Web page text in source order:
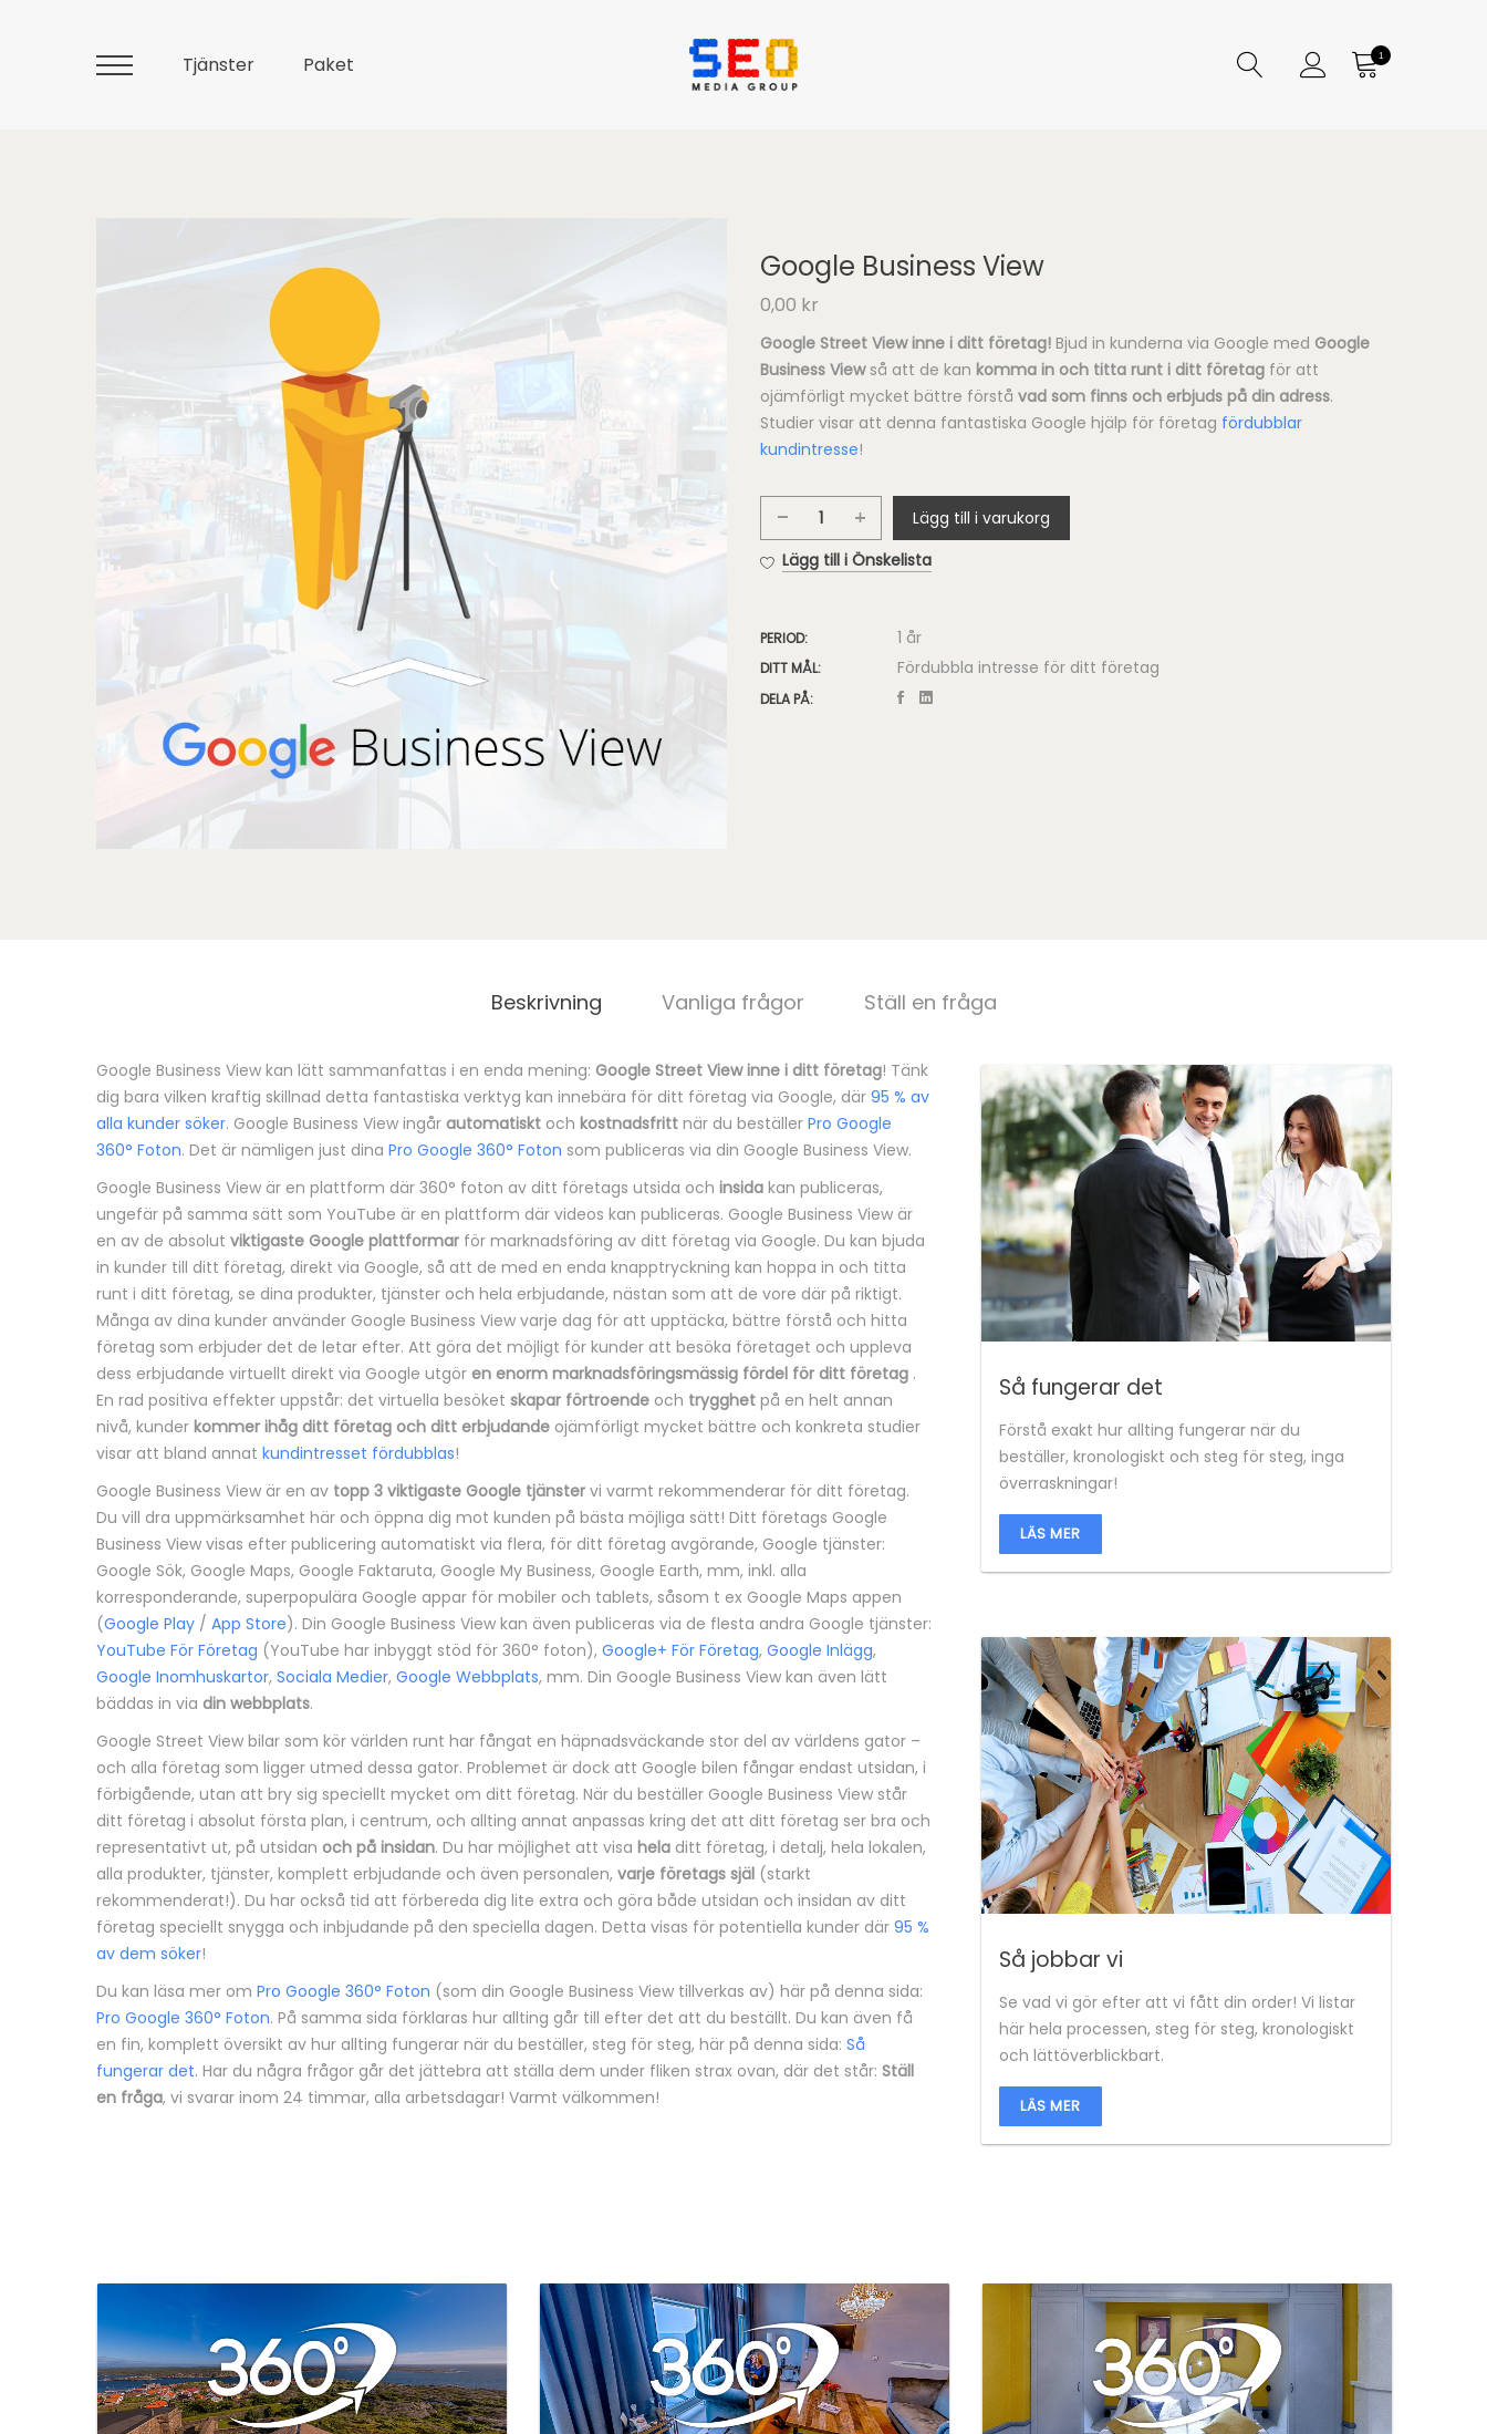
HuvudmenyTjänster Paket 1
Google Business View
0,00 kr
Google Street View inne i ditt företag! Bjud in kunderna via Google med Google
Business View så att de kan komma in och titta runt i ditt företag för att
ojämförligt mycket bättre förstå vad som finns och erbjuds på din adress.
Studier visar att denna fantastiska Google hjälp för företag fördubblar
kundintresse!
Google
Business
Lägg till i varukorg
Lägg till i Önskelista
PERIOD: 1 år
DITT MÅL: Fördubbla intresse för ditt företag
DELA PÅ:
Beskrivning Vanliga frågor Ställ en fråga
B
e
s
k
r
i
v
n
i
n
g
Google Business View kan lätt sammanfattas i en enda mening: Google Street View inne i ditt företag! Tänk
dig bara vilken kraftig skillnad detta fantastiska verktyg kan innebära för ditt företag via Google, där 95 % av
alla kunder söker. Google Business View ingår automatiskt och kostnadsfritt när du beställer Pro Google
360° Foton. Det är nämligen just dina Pro Google 360° Foton som publiceras via din Google Business View.
Google Business View är en plattform där 360° foton av ditt företags utsida och insida kan publiceras,
ungefär på samma sätt som YouTube är en plattform där videos kan publiceras. Google Business View är
en av de absolut viktigaste Google plattformar för marknadsföring av ditt företag via Google. Du kan bjuda
in kunder till ditt företag, direkt via Google, så att de med en enda knapptryckning kan hoppa in och titta
runt i ditt företag, se dina produkter, tjänster och hela erbjudande, nästan som att de vore där på riktigt.
Många av dina kunder använder Google Business View varje dag för att upptäcka, bättre förstå och hitta
företag som erbjuder det de letar efter. Att göra det möjligt för kunder att besöka företaget och uppleva
dess erbjudande virtuellt direkt via Google utgör en enorm marknadsföringsmässig fördel för ditt företag .
En rad positiva effekter uppstår: det virtuella besöket skapar förtroende och trygghet på en helt annan
nivå, kunder kommer ihåg ditt företag och ditt erbjudande ojämförligt mycket bättre och konkreta studier
visar att bland annat kundintresset fördubblas!
Google Business View är en av topp 3 viktigaste Google tjänster vi varmt rekommenderar för ditt företag.
Du vill dra uppmärksamhet här och öppna dig mot kunden på bästa möjliga sätt! Ditt företags Google
Business View visas efter publicering automatiskt via flera, för ditt företag avgörande, Google tjänster:
Google Sök, Google Maps, Google Faktaruta, Google My Business, Google Earth, mm, inkl. alla
korresponderande, superpopulära Google appar för mobiler och tablets, såsom t ex Google Maps appen
(Google Play / App Store). Din Google Business View kan även publiceras via de flesta andra Google tjänster:
YouTube För Företag (YouTube har inbyggt stöd för 360° foton), Google+ För Företag, Google Inlägg,
Google Inomhuskartor, Sociala Medier, Google Webbplats, mm. Din Google Business View kan även lätt
bäddas in via din webbplats.
Google Street View bilar som kör världen runt har fångat en häpnadsväckande stor del av världens gator –
och alla företag som ligger utmed dessa gator. Problemet är dock att Google bilen fångar endast utsidan, i
förbigående, utan att bry sig speciellt mycket om ditt företag. När du beställer Google Business View står
ditt företag i absolut första plan, i centrum, och allting annat anpassas kring det att ditt företag ser bra och
representativt ut, på utsidan och på insidan. Du har möjlighet att visa hela ditt företag, i detalj, hela lokalen,
alla produkter, tjänster, komplett erbjudande och även personalen, varje företags själ (starkt
rekommenderat!). Du har också tid att förbereda dig lite extra och göra både utsidan och insidan av ditt
företag speciellt snygga och inbjudande på den speciella dagen. Detta visas för potentiella kunder där 95 %
av dem söker!
Du kan läsa mer om Pro Google 360° Foton (som din Google Business View tillverkas av) här på denna sida:
Pro Google 360° Foton. På samma sida förklaras hur allting går till efter det att du beställt. Du kan även få
en fin, komplett översikt av hur allting fungerar när du beställer, steg för steg, här på denna sida: Så
fungerar det. Har du några frågor går det jättebra att ställa dem under fliken strax ovan, där det står: Ställ
en fråga, vi svarar inom 24 timmar, alla arbetsdagar! Varmt välkommen!
Så fungerar det
Förstå exakt hur allting fungerar när du
beställer, kronologiskt och steg för steg, inga
överraskningar!
LÄS MER
Så jobbar vi
Se vad vi gör efter att vi fått din order! Vi listar
här hela processen, steg för steg, kronologiskt
och lättöverblickbart.
LÄS MER